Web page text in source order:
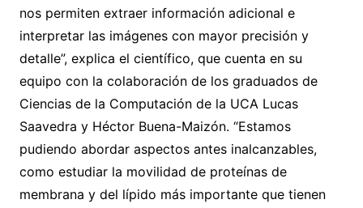
nos permiten extraer información adicional e
interpretar las imágenes con mayor precisión y
detalle”, explica el científico, que cuenta en su
equipo con la colaboración de los graduados de
Ciencias de la Computación de la UCA Lucas
Saavedra y Héctor Buena-Maizón. “Estamos
pudiendo abordar aspectos antes inalcanzables,
como estudiar la movilidad de proteínas de
membrana y del lípido más importante que tienen